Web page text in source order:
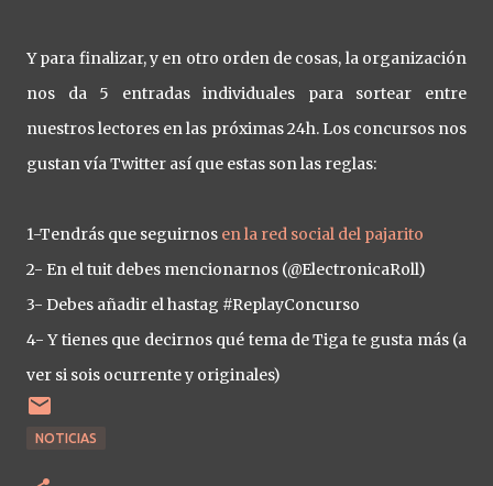
Y para finalizar, y en otro orden de cosas, la organización
nos da 5 entradas individuales para sortear entre
nuestros lectores en las próximas 24h. Los concursos nos
gustan vía Twitter así que estas son las reglas:
1-Tendrás que seguirnos en la red social del pajarito
2- En el tuit debes mencionarnos (@ElectronicaRoll)
3- Debes añadir el hastag #ReplayConcurso
4- Y tienes que decirnos qué tema de Tiga te gusta más (a
ver si sois ocurrente y originales)
NOTICIAS